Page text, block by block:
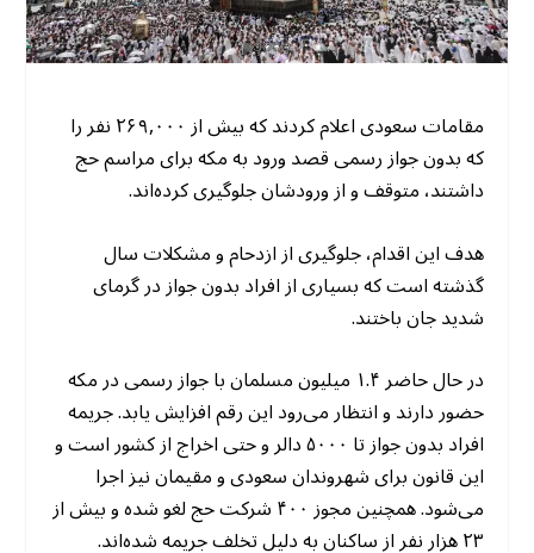
مقامات سعودی اعلام کردند که بیش از ۲۶۹,۰۰۰ نفر را
که بدون جواز رسمی قصد ورود به مکه برای مراسم حج
داشتند، متوقف و از ورودشان جلوگیری کرده‌اند.
هدف این اقدام، جلوگیری از ازدحام و مشکلات سال
گذشته است که بسیاری از افراد بدون جواز در گرمای
شدید جان باختند.
در حال حاضر ۱.۴ میلیون مسلمان با جواز رسمی در مکه
حضور دارند و انتظار می‌رود این رقم افزایش یابد. جریمه
افراد بدون جواز تا ۵۰۰۰ دالر و حتی اخراج از کشور است و
این قانون برای شهروندان سعودی و مقیمان نیز اجرا
می‌شود. همچنین مجوز ۴۰۰ شرکت حج لغو شده و بیش از
۲۳ هزار نفر از ساکنان به دلیل تخلف جریمه شده‌اند.